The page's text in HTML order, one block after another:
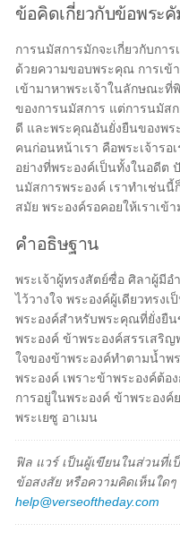
ข้อคิดเกี่ยวกับข้อพระ
การนมัสการมักจะเกี่ยวกับกา
ด้วยความขอบพระคุณ การเข้
เข้ามาหาพระเจ้าในลักษณะที่
ของการนมัสการ แต่การนมัส
ดี และพระคุณอันยั่งยืนของพร
คนก่อนหน้าเรา คือพระเจ้ารอ
อย่างที่พระองค์เป็นทั้งในอดีต
นมัสการพระองค์ เราทำเช่น
สมัย พระองค์รอคอยให้เราเข้
คำอธิษฐาน
พระเจ้าผู้ทรงสัตย์ซื่อ ศิลาผู้มีอ
ไว้วางใจ พระองค์ผู้เดียวทรง
พระองค์สำหรับพระคุณที่ยั่งยืน
พระองค์ ข้าพระองค์สรรเสริญ
ใจของข้าพระองค์ทำตามน้ำพ
พระองค์ เพราะข้าพระองค์ต้
การอยู่ในพระองค์ ข้าพระอง
พระเยซู อาเมน
ฟิล แวร์ เป็นผู้เขียนในส่วนที่
ข้อสงสัย หรือความคิดเห็นใด
help@verseoftheday.com